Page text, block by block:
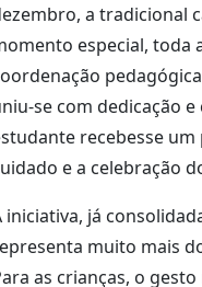
a tradicional
especial, toda
se com dedicação
recebesse
e a celebração
iniciativa, já
muito mais
as crianças, o